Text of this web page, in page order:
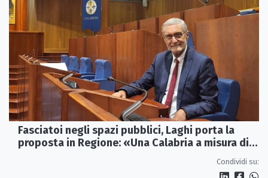
Fasciatoi negli spazi pubblici, Laghi porta la
proposta in Regione: «Una Calabria a misura di
Condividi su: